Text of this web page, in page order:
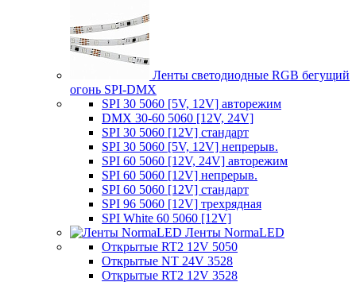
Ленты светодиодные RGB бегущий
огонь SPI-DMX
SPI 30 5060 [5V, 12V] авторежим
DMX 30-60 5060 [12V, 24V]
SPI 30 5060 [12V] стандарт
SPI 30 5060 [5V, 12V] непрерыв.
SPI 60 5060 [12V, 24V] авторежим
SPI 60 5060 [12V] непрерыв.
SPI 60 5060 [12V] стандарт
SPI 96 5060 [12V] трехрядная
SPI White 60 5060 [12V]
Ленты NormaLED
Открытые RT2 12V 5050
Открытые NT 24V 3528
Открытые RT2 12V 3528